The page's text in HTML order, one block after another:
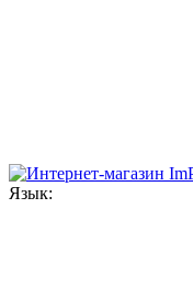
Язык: